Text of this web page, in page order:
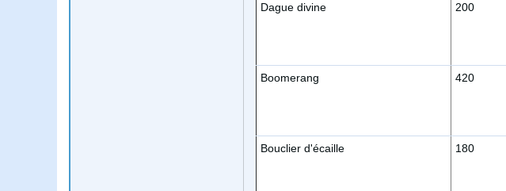
Dague divine 200
Boomerang 420
Bouclier d'écaille 180